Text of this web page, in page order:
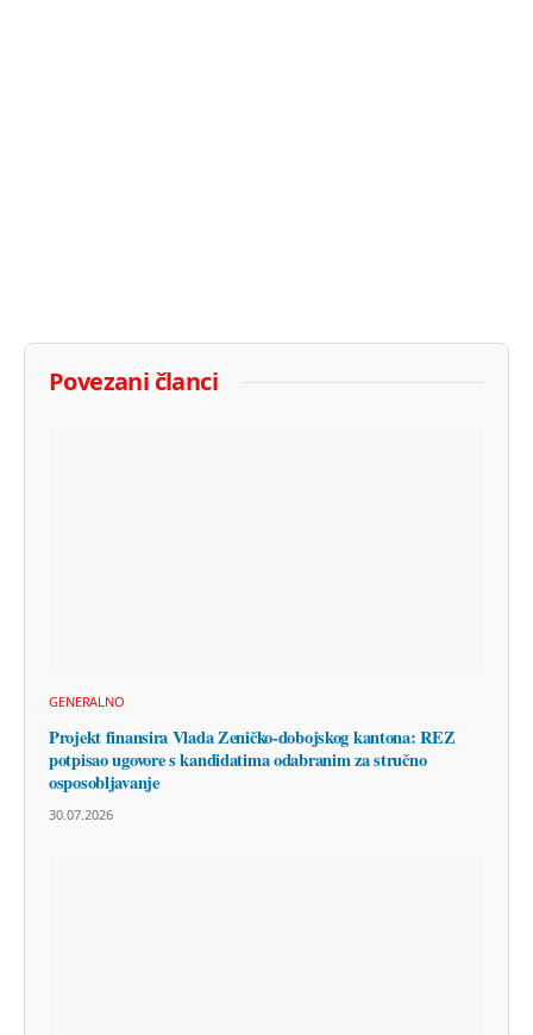
Povezani članci
GENERALNO
Projekt finansira Vlada Zeničko-dobojskog kantona: REZ
potpisao ugovore s kandidatima odabranim za stručno
osposobljavanje
30.07.2026